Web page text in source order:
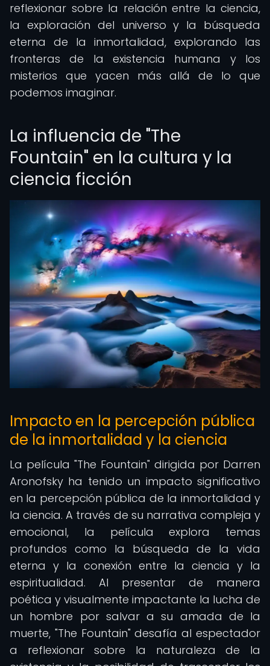
reflexionar sobre la relación entre la ciencia,
la exploración del universo y la búsqueda
eterna de la inmortalidad, explorando las
fronteras de la existencia humana y los
misterios que yacen más allá de lo que
podemos imaginar.
La influencia de "The
Fountain" en la cultura y la
ciencia ficción
Impacto en la percepción pública
de la inmortalidad y la ciencia
La película "The Fountain" dirigida por Darren
Aronofsky ha tenido un impacto significativo
en la percepción pública de la inmortalidad y
la ciencia. A través de su narrativa compleja y
emocional, la película explora temas
profundos como la búsqueda de la vida
eterna y la conexión entre la ciencia y la
espiritualidad. Al presentar de manera
poética y visualmente impactante la lucha de
un hombre por salvar a su amada de la
muerte, "The Fountain" desafía al espectador
a reflexionar sobre la naturaleza de la